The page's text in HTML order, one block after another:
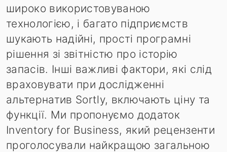
широко використовуваною
технологією, і багато підприємств
шукають надійні, прості програмні
рішення зі звітністю про історію
запасів. Інші важливі фактори, які слід
враховувати при дослідженні
альтернатив Sortly, включають ціну та
функції. Ми пропонуємо додаток
Inventory for Business, який рецензенти
проголосували найкращою загальною